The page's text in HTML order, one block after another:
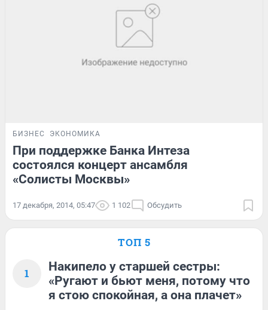
БИЗНЕС ЭКОНОМИКА
При поддержке Банка Интеза
состоялся концерт ансамбля
«Солисты Москвы»
17 декабря, 2014, 05:47 1 102 Обсудить
ТОП 5
1
Накипело у старшей сестры:
«Ругают и бьют меня, потому что
я стою спокойная, а она плачет»